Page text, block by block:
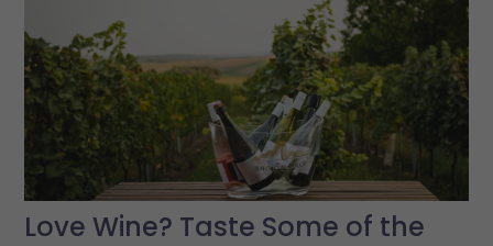
Love Wine? Taste Some of the